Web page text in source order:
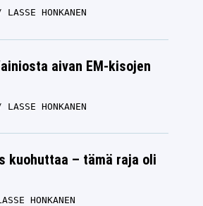
LASSE HONKANEN
aivan EM-kisojen
LASSE HONKANEN
kuohuttaa – tämä raja oli
HONKANEN